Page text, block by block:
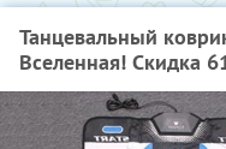
Танцевальный
Вселенная! Скидка